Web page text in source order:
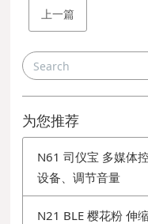
上一篇
为您推荐
N61 司仪宝 多媒体
设备、调节音量
N21 BLE 樱花粉 伸